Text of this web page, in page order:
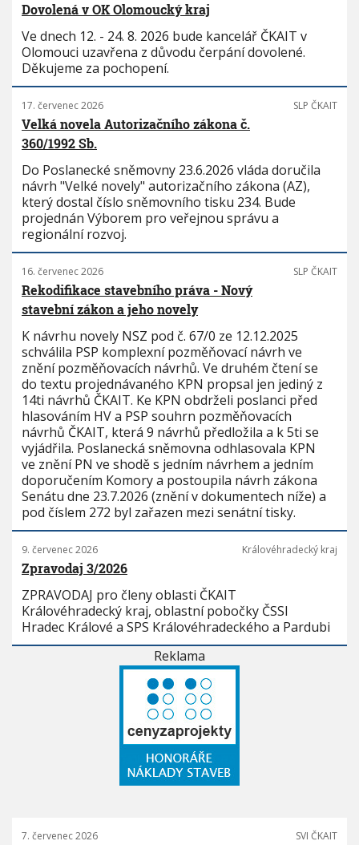
Dovolená v OK Olomoucký kraj
Ve dnech 12. - 24. 8. 2026 bude kancelář ČKAIT v
Olomouci uzavřena z důvodu čerpání dovolené.
Děkujeme za pochopení.
17. červenec 2026 SLP ČKAIT
Velká novela Autorizačního zákona č.
360/1992 Sb.
Do Poslanecké sněmovny 23.6.2026 vláda doručila
návrh "Velké novely" autorizačního zákona (AZ),
který dostal číslo sněmovního tisku 234. Bude
projednán Výborem pro veřejnou správu a
regionální rozvoj.
16. červenec 2026 SLP ČKAIT
Rekodifikace stavebního práva - Nový
stavební zákon a jeho novely
K návrhu novely NSZ pod č. 67/0 ze 12.12.2025
schválila PSP komplexní pozměňovací návrh ve
znění pozměňovacích návrhů. Ve druhém čtení se
do textu projednávaného KPN propsal jen jediný z
14ti návrhů ČKAIT. Ke KPN obdrželi poslanci před
hlasováním HV a PSP souhrn pozměňovacích
návrhů ČKAIT, která 9 návrhů předložila a k 5ti se
vyjádřila. Poslanecká sněmovna odhlasovala KPN
ve znění PN ve shodě s jedním návrhem a jedním
doporučením Komory a postoupila návrh zákona
Senátu dne 23.7.2026 (znění v dokumentech níže) a
pod číslem 272 byl zařazen mezi senátní tisky.
9. červenec 2026 Královéhradecký kraj
Zpravodaj 3/2026
ZPRAVODAJ pro členy oblasti ČKAIT
Královéhradecký kraj, oblastní pobočky ČSSI
Hradec Králové a SPS Královéhradeckého a Pardubi
Reklama
7. červenec 2026 SVI ČKAIT